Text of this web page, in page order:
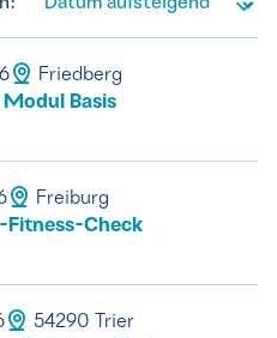
Friedberg
Basis
Freiburg
Fitness-Check
54290 Trier